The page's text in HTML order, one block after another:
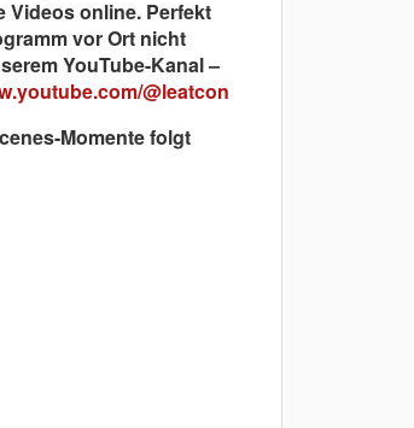
Videos online. Perfekt
vor Ort nicht
YouTube-Kanal –
@leatcon
Momente folgt